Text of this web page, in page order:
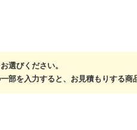
選びください。
部を入力すると、お見積もりする商